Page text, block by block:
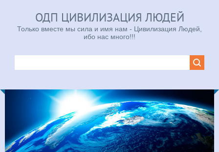
ОДП ЦИВИЛИЗАЦИЯ ЛЮДЕЙ
Только вместе мы сила и имя нам - Цивилизация Людей,
ибо нас много!!!